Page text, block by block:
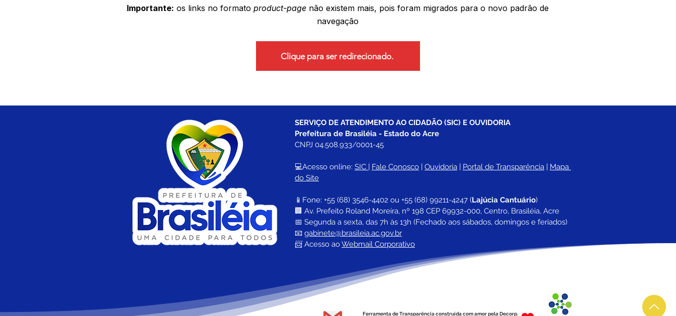
Importante: os links no formato product-page não existem mais, pois foram migrados para o novo padrão de
navegação
Clique para ser redirecionado.
SERVIÇO DE ATENDIMENTO AO CIDADÃO (SIC) E OUVIDORIA
Prefeitura de Brasiléia - Estado do Acre
CNPJ 04.508.933/0001-45
💻Acesso online: SIC | Fale Conosco | Ouvidoria | Portal de Transparência | Mapa
do Site
📱Fone: +55 (68) 3546-4402 ou +55 (68) 99211-4247 (Lajúcia Cantuário)
🏢 Av. Prefeito Roland Moreira, nº 198 CEP 69932-000, Centro, Brasiléia, Acre
📅 Segunda a sexta, das 7h às 13h (Fechado aos sábados, domingos e feriados)
📧 gabinete@brasileia.ac.gov.br
📨 Acesso ao Webmail Corporativo
Ferramenta de Transparência construída com amor pela Decorp.